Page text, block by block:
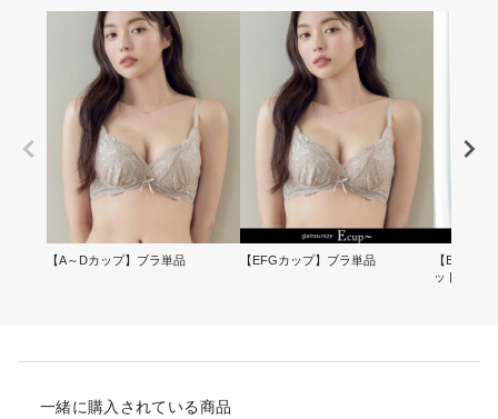
【A～Dカップ】ブラ単品 【EFGカップ】ブラ単品
【EFGカ
ット
一緒に購入されている商品